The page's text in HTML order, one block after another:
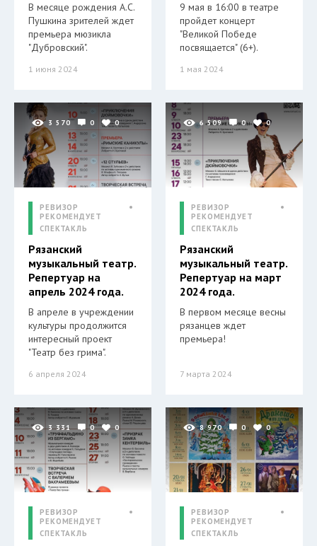
В месяце рождения А.С.
Пушкина зрителей ждет
премьера мюзикла
"Дубровский".
1 июня 2024
9 мая в 16:00 в театре
пройдет концерт
"Великой Победе
посвящается" (6+).
1 мая 2024
3 570 0 0
РЕВИЗОР
РЕКОМЕНДУЕТ
СПЕКТАКЛЬ
Рязанский
музыкальный театр.
Репертуар на
апрель 2024 года.
В апреле в учреждении
культуры продолжится
интересный проект
"Театр без грима".
6 апреля 2024
6 509 0 0
РЕВИЗОР
РЕКОМЕНДУЕТ
СПЕКТАКЛЬ
Рязанский
музыкальный театр.
Репертуар на март
2024 года.
В первом месяце весны
рязанцев ждет
премьера!
7 марта 2024
3 331 0 0
РЕВИЗОР
РЕКОМЕНДУЕТ
СПЕКТАКЛЬ
8 970 0 0
РЕВИЗОР
РЕКОМЕНДУЕТ
СПЕКТАКЛЬ